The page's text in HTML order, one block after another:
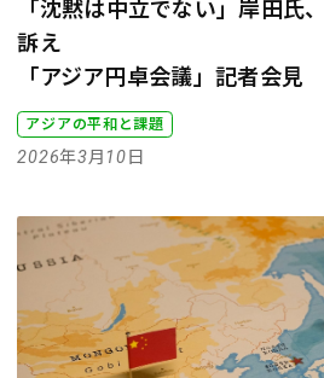
「沈黙は中立でない」岸田氏
訴え
「アジア円卓会議」記者会見
アジアの平和と課題
2026年3月10日